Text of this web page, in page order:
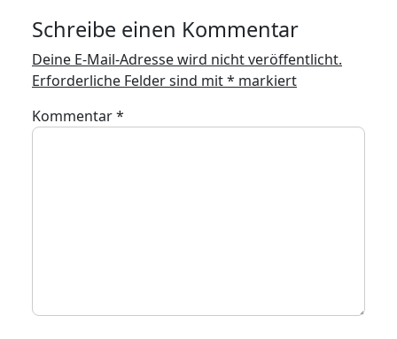
Schreibe einen Kommentar
Deine E-Mail-Adresse wird nicht veröffentlicht.
Erforderliche Felder sind mit* markiert
Kommentar*